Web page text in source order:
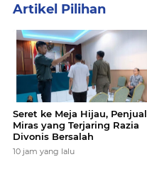
Artikel Pilihan
Seret ke Meja Hijau, Penjual
Miras yang Terjaring Razia
Divonis Bersalah
10 jam yang lalu